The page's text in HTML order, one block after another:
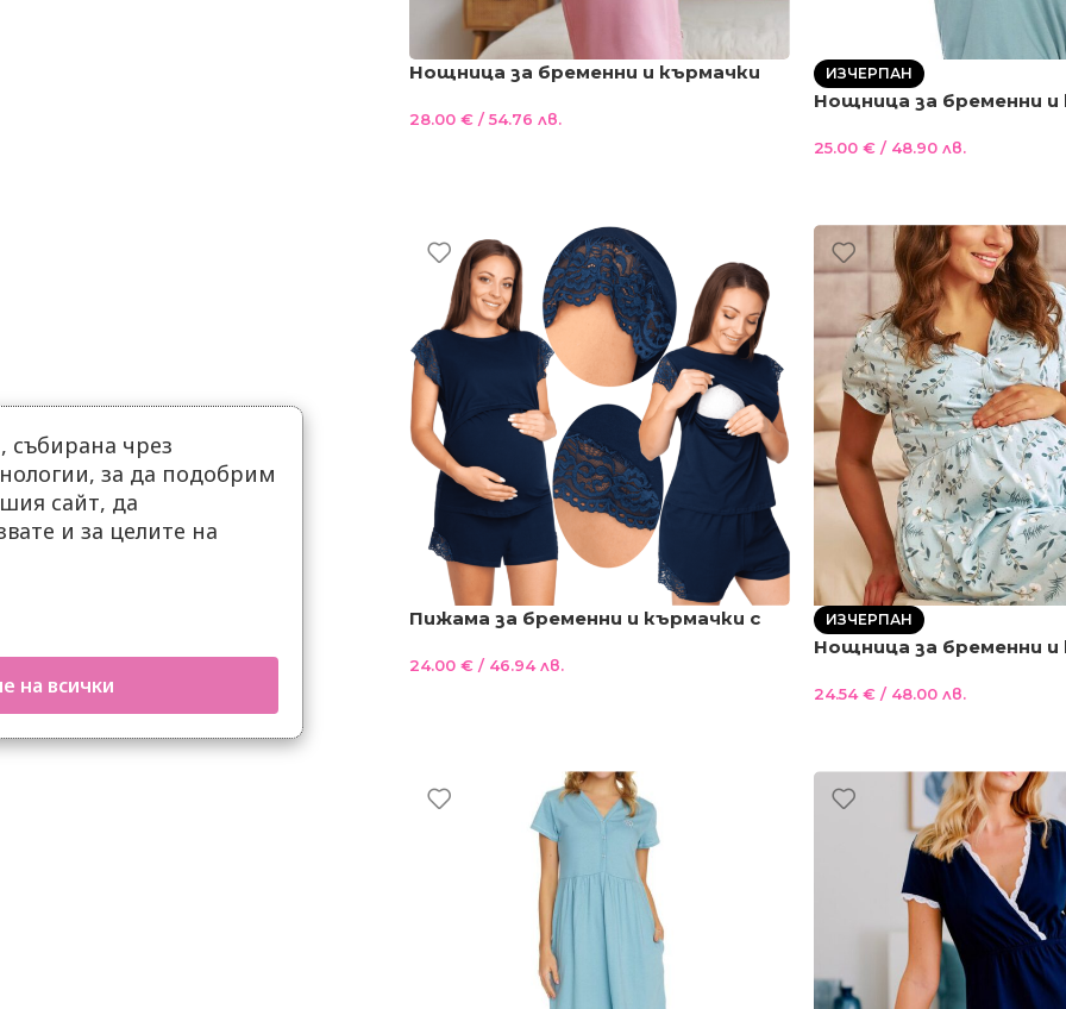
Нощница за бременни и кърмачки
– пудра
28.00 €/ 54.76 лв.
ИЗЧЕРПАН
Нощница за бременни и
25.00 €/ 48.90 лв.
Пижама за бременни и кърмачки с
кърмене с къс ръкав , тъмносиня
24.00 €/ 46.94 лв.
ИЗЧЕРПАН
Нощница за бременни и
24.54€/ 48.00 лв.
чрез
за да подобрим
сайт, да
и за целите на
на всички